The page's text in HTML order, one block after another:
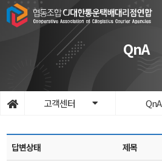
QnA
고객센터 QnA
답변상태 제목